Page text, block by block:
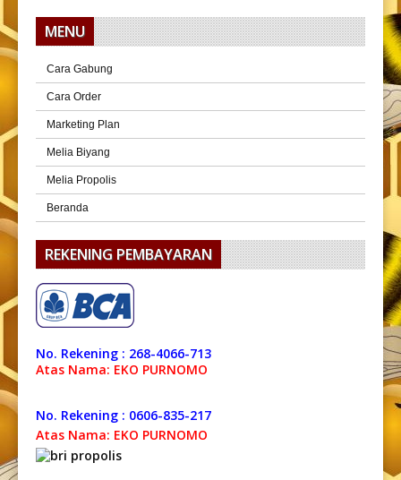
MENU
Cara Gabung
Cara Order
Marketing Plan
Melia Biyang
Melia Propolis
Beranda
REKENING PEMBAYARAN
No. Rekening : 268-4066-713
Atas Nama: EKO PURNOMO
No. Rekening : 0606-835-217
Atas Nama: EKO PURNOMO